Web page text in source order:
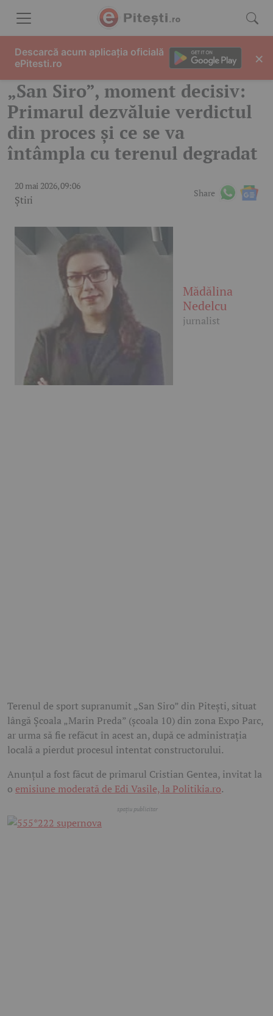
„San Siro”, moment decisiv:
Primarul dezvăluie verdictul
din proces și ce se va
întâmpla cu terenul degradat
20 mai 2026, 09:06
Știri
Share
Mădălina
Nedelcu
jurnalist
Terenul de sport supranumit „San Siro” din Pitești, situat
lângă Școala „Marin Preda” (școala 10) din zona Expo Parc,
ar urma să fie refăcut în acest an, după ce administrația
locală a pierdut procesul intentat constructorului.
Anunțul a fost făcut de primarul Cristian Gentea, invitat la
o emisiune moderată de Edi Vasile, la Politikia.ro.
Descarcă acum aplicația oficială
ePitesti.ro
×